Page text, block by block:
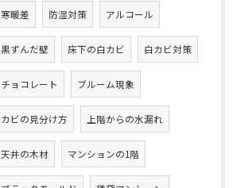
寒暖差 防湿対策 アルコール
黒ずんだ壁 床下の白カビ 白カビ対策
チョコレート ブルーム現象
カビの見分け方 上階からの水漏れ
天井の木材 マンションの1階